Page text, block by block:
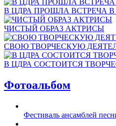
В ЦДРА ПРОШЛА ВСТРЕЧА
ЧИСТЫЙ ОБРАЗ АКТРИСЫ
СВОЮ ТВОРЧЕСКУЮ
В ЦДРА СОСТОИТСЯ
Фотоальбом
Фестиваль ансамблей